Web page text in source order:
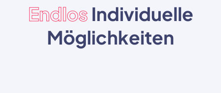
EndlosIndividuelle
Möglichkeiten